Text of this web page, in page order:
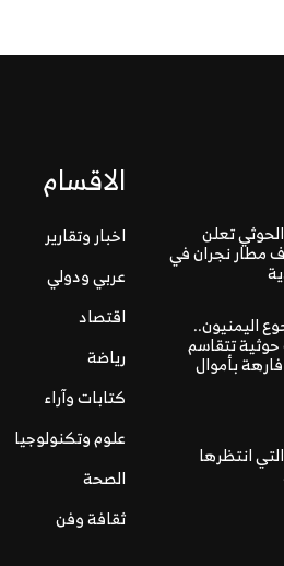
تعلن
مطار نجران في
اليمنيون..
تتقاسم
بأموال
انتظرها
الاقسام
اخبار وتقارير
عربي ودولي
اقتصاد
رياضة
كتابات وآراء
علوم وتكنولوجيا
الصحة
ثقافة وفن